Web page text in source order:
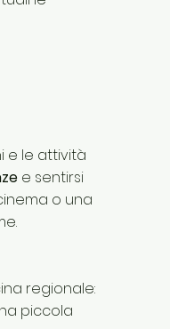
e le attività
e sentirsi
o una
regionale:
piccola